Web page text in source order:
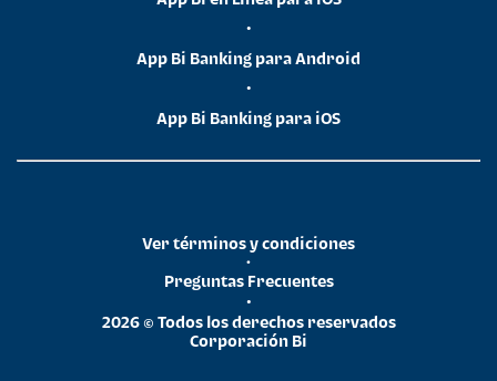
•
App Bi Banking para Android
•
App Bi Banking para iOS
2026 © Todos los derechos reservados
Corporación Bi
•
Preguntas Frecuentes
•
Ver términos y condiciones